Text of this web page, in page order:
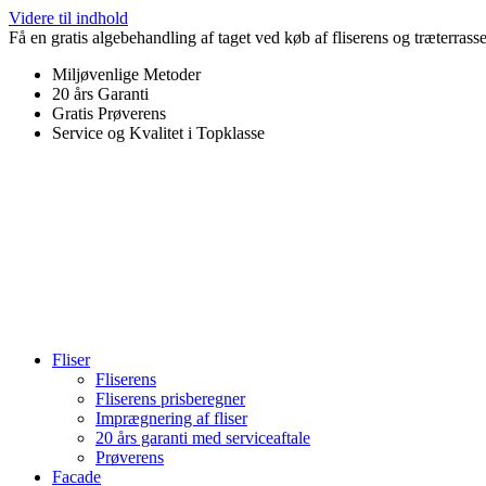
Videre til indhold
Få en gratis algebehandling af taget ved køb af fliserens og
Miljøvenlige Metoder
20 års Garanti
Gratis Prøverens
Service og Kvalitet i Topklasse
Fliser
Fliserens
Fliserens prisberegner
Imprægnering af fliser
20 års garanti med serviceaftale
Prøverens
Facade